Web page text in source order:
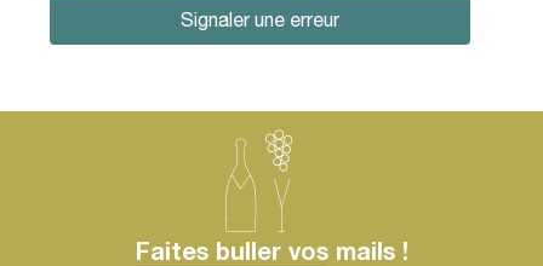
Signaler une erreur
Faites buller vos mails !